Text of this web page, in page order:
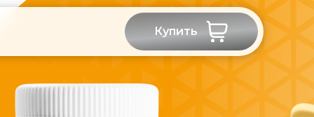
Купить